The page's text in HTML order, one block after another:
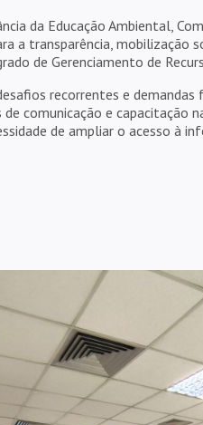
da Educação Ambiental,
a transparência, mobilização
de Gerenciamento de
recorrentes e
comunicação e capacitação
de ampliar o acesso à